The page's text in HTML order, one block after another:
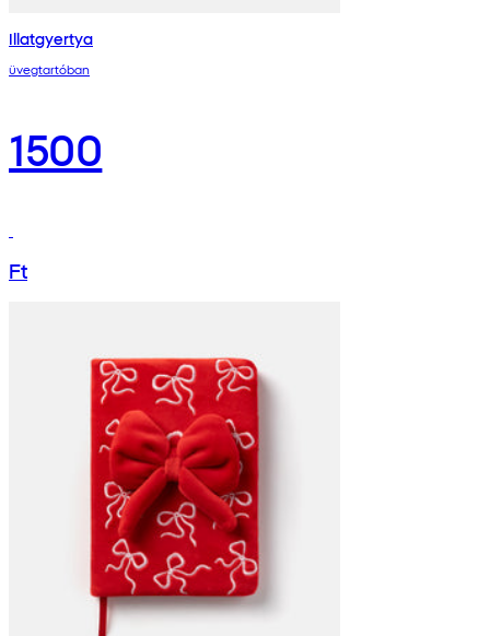
Illatgyertya
üvegtartóban
1500
Ft